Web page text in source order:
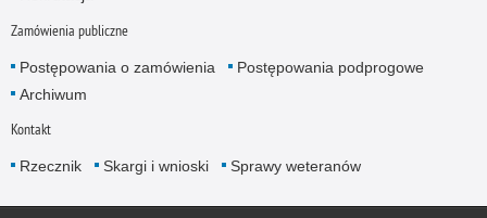
Zamówienia publiczne
Postępowania o zamówienia
Postępowania podprogowe
Archiwum
Kontakt
Rzecznik Skargi i wnioski Sprawy weteranów